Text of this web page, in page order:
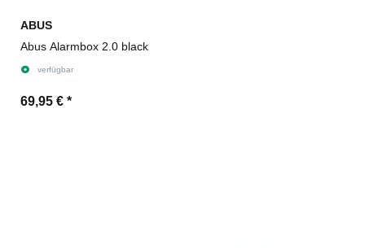
ABUS
Abus Alarmbox 2.0 black
verfügbar
69,95 € *